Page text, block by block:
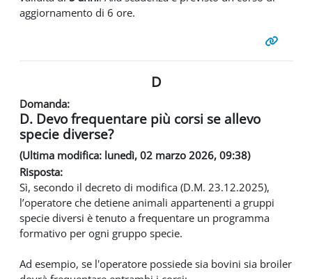
aggiornamento di 6 ore.
D
Domanda:
D. Devo frequentare più corsi se allevo
specie diverse?
(Ultima modifica: lunedì, 02 marzo 2026, 09:38)
Risposta:
Sì, secondo il decreto di modifica (D.M. 23.12.2025),
l’operatore che detiene animali appartenenti a gruppi
specie diversi è tenuto a frequentare un programma
formativo per ogni gruppo specie.
Ad esempio, se l'operatore possiede sia bovini sia broiler